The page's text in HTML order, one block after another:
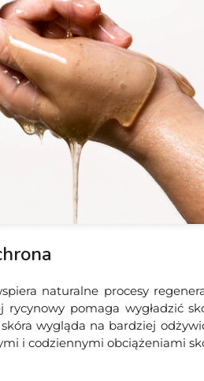
naturalne procesy
rycynowy pomaga wygładzić
wygląda na bardziej
i codziennymi obciążeniami